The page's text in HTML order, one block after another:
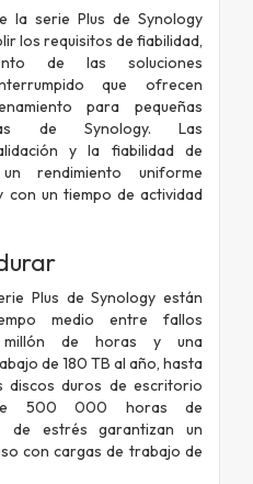
la serie Plus de Synology
los requisitos de fiabilidad,
de las soluciones
que ofrecen
para pequeñas
de Synology. Las
y la fiabilidad de
rendimiento uniforme
con un tiempo de actividad
Plus de Synology están
medio entre fallos
de horas y una
de 180 TB al año, hasta
discosduros de escritorio
de 500 000 horas de
de estrés garantizan un
con cargas de trabajo de